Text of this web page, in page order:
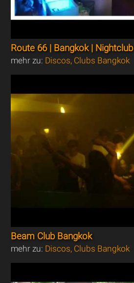
Route 66 | Bangkok | Nightclub
mehr zu: Discos, Clubs Bangkok
Beam Club Bangkok
mehr zu: Discos, Clubs Bangkok